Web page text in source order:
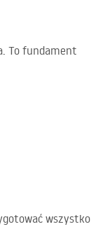
To fundament
wszystko